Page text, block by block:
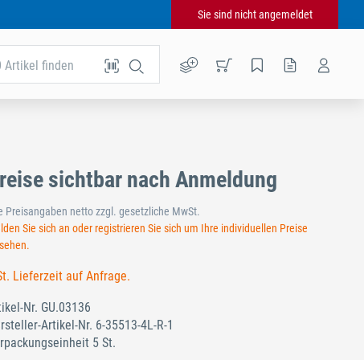
Sie sind nicht angemeldet
Artikel finden
sichtbar nach Anmeldung
Preisangaben netto zzgl. gesetzliche MwSt.
Sie sich an oder registrieren Sie sich um Ihre individuellen Preise
Lieferzeit auf Anfrage.
Nr. GU.03136
Artikel-Nr. 6-35513-4L-R-1
5 St.